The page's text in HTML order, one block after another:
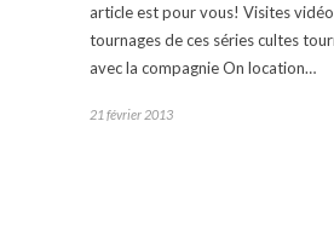
article est pour vous! Visites
tournages de ces séries cultes
avec la compagnie On location…
21 février 2013